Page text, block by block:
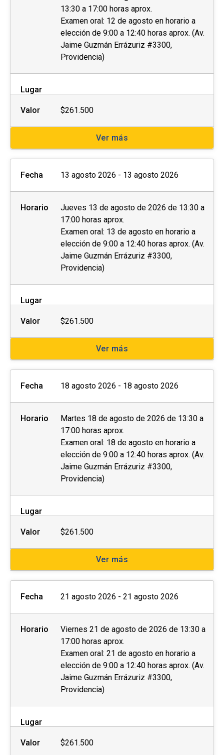
Las personas interesadas deberán completar la
ficha de postulación que se encuentra al costado
derecho de esta página web y enviar los
siguientes documentos al momento de la
postulación o de manera posterior a la
coordinación a cargo:
Fotocopia simple del carnet de identidad por
Otros (preguntar a la unidad)
asistencia adecuadas, invitamos a
(visual o auditiva) u otra, a dar aviso de esto
durante el proceso de postulación.
postular no asegura el cupo, una vez
inscrito o aceptado en el programa se debe
pagar el valor completo de la actividad para
estar matriculado.
importante sobre el proceso de admisión y
matrícula.
13:30 a 17:00 horas aprox.
Examen oral: 12 de agosto en horario a
elección de 9:00 a 12:40 horas aprox. (Av.
Jaime Guzmán Errázuriz #3300,
Providencia)
Lugar
Valor $261.500
Ver más
Fecha 13 agosto 2026 - 13 agosto 2026
Horario
Jueves 13 de agosto de 2026 de 13:30 a
17:00 horas aprox.
Examen oral: 13 de agosto en horario a
elección de 9:00 a 12:40 horas aprox. (Av.
Jaime Guzmán Errázuriz #3300,
Providencia)
Lugar
Valor $261.500
Ver más
Fecha 18 agosto 2026 - 18 agosto 2026
Horario
Martes 18 de agosto de 2026 de 13:30 a
17:00 horas aprox.
Examen oral: 18 de agosto en horario a
elección de 9:00 a 12:40 horas aprox. (Av.
Jaime Guzmán Errázuriz #3300,
Providencia)
Lugar
Valor $261.500
Ver más
Fecha 21 agosto 2026 - 21 agosto 2026
Horario
Viernes 21 de agosto de 2026 de 13:30 a
17:00 horas aprox.
Examen oral: 21 de agosto en horario a
elección de 9:00 a 12:40 horas aprox. (Av.
Jaime Guzmán Errázuriz #3300,
Providencia)
Lugar
Valor $261.500